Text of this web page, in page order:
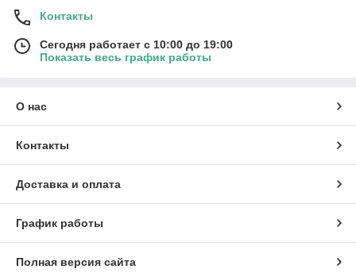
Контакты
Сегодня работает с 10:00 до 19:00
Показать весь график работы
О нас
Контакты
Доставка и оплата
График работы
Полная версия сайта